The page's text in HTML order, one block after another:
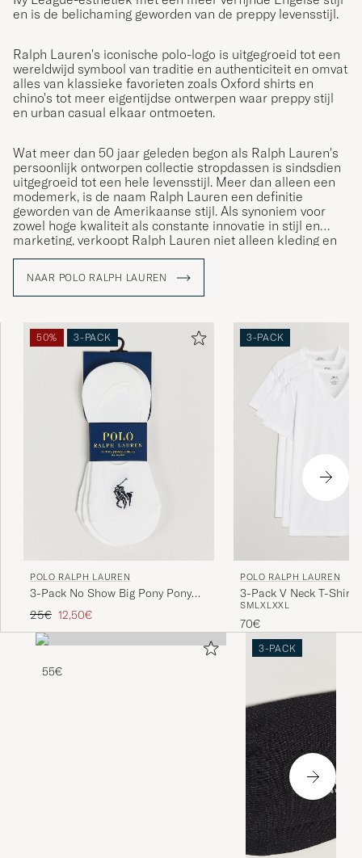
en is de belichaming geworden van de preppy levensstijl.
Ralph Lauren's iconische polo-logo is uitgegroeid tot een
wereldwijd symbool van traditie en authenticiteit en omvat
alles van klassieke favorieten zoals Oxford shirts en
chino's tot meer eigentijdse ontwerpen waar preppy stijl
en urban casual elkaar ontmoeten.
Wat meer dan 50 jaar geleden begon als Ralph Lauren's
persoonlijk ontworpen collectie stropdassen is sindsdien
uitgegroeid tot een hele levensstijl. Meer dan alleen een
modemerk, is de naam Ralph Lauren een definitie
geworden van de Amerikaanse stijl. Als synoniem voor
zowel hoge kwaliteit als constante innovatie in stijl en
marketing, verkoopt Ralph Lauren niet alleen kleding en
NAAR POLO RALPH LAUREN
50% 3-PACK
POLO RALPH LAUREN
3-Pack No Show Big Pony Pony
Socks White
Reguliere prijs
25€ Verlaagd prijs
12,50€
3-PACK
POLO RALPH LAUREN
3-Pack V Neck T-Shirt
SMLXL XXL
70€
55€
3-PACK